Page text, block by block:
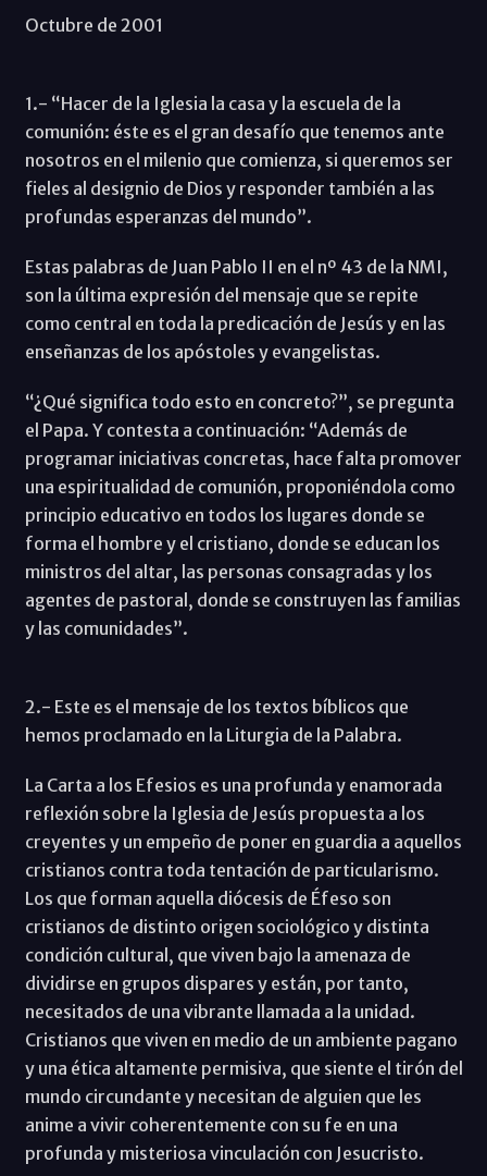
Octubre de 2001
1.- “Hacer de la Iglesia la casa y la escuela de la
comunión: éste es el gran desafío que tenemos ante
nosotros en el milenio que comienza, si queremos ser
fieles al designio de Dios y responder también a las
profundas esperanzas del mundo”.
Estas palabras de Juan Pablo II en el nº 43 de la NMI,
son la última expresión del mensaje que se repite
como central en toda la predicación de Jesús y en las
enseñanzas de los apóstoles y evangelistas.
“¿Qué significa todo esto en concreto?”, se pregunta
el Papa. Y contesta a continuación: “Además de
programar iniciativas concretas, hace falta promover
una espiritualidad de comunión, proponiéndola como
principio educativo en todos los lugares donde se
forma el hombre y el cristiano, donde se educan los
ministros del altar, las personas consagradas y los
agentes de pastoral, donde se construyen las familias
y las comunidades”.
2.- Este es el mensaje de los textos bíblicos que
hemos proclamado en la Liturgia de la Palabra.
La Carta a los Efesios es una profunda y enamorada
reflexión sobre la Iglesia de Jesús propuesta a los
creyentes y un empeño de poner en guardia a aquellos
cristianos contra toda tentación de particularismo.
Los que forman aquella diócesis de Éfeso son
cristianos de distinto origen sociológico y distinta
condición cultural, que viven bajo la amenaza de
dividirse en grupos dispares y están, por tanto,
necesitados de una vibrante llamada a la unidad.
Cristianos que viven en medio de un ambiente pagano
y una ética altamente permisiva, que siente el tirón del
mundo circundante y necesitan de alguien que les
anime a vivir coherentemente con su fe en una
profunda y misteriosa vinculación con Jesucristo.